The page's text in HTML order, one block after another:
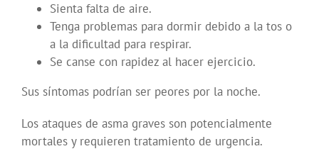
Sienta falta de aire.
Tenga problemas para dormir debido a la tos o
a la dificultad para respirar.
Se canse con rapidez al hacer ejercicio.
Sus síntomas podrían ser peores por la noche.
Los ataques de asma graves son potencialmente
mortales y requieren tratamiento de urgencia.